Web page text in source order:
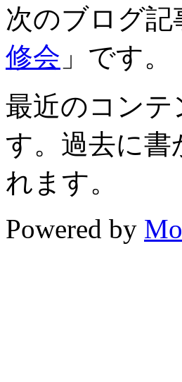
次のブログ記
修会 」です。
最近のコンテ
す。過去に
れます。
Powered by